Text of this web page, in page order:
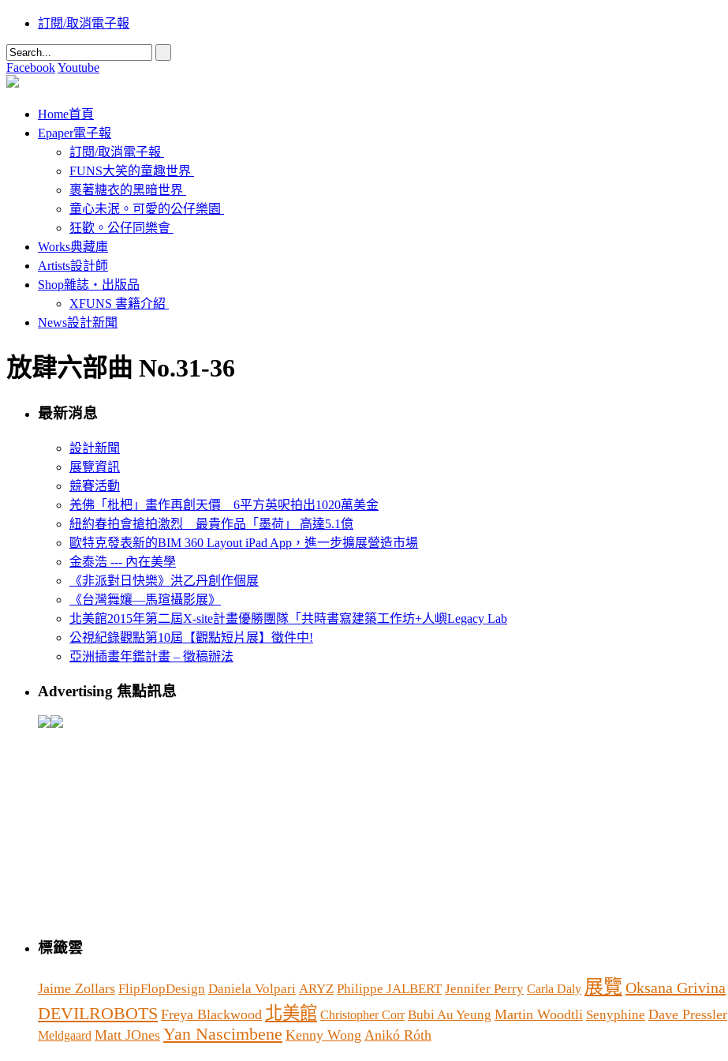
訂閱/取消電子報
FacebookYoutube
Home首頁
Epaper電子報
訂閱/取消電子報
FUNS大笑的童趣世界
裹著糖衣的黑暗世界
童心未泯。可愛的公仔樂園
狂歡。公仔同樂會
Works典藏庫
Artists設計師
Shop雜誌‧出版品
XFUNS 書籍介紹
News設計新聞
放肆六部曲 No.31-36
最新消息
設計新聞
展覽資訊
競賽活動
羌佛「枇杷」畫作再創天價 6平方英呎拍出1020萬美金
紐約春拍會搶拍激烈 最貴作品「墨荷」 高達5.1億
歐特克發表新的BIM 360 Layout iPad App，進一步擴展營造市場
金泰浩 --- 內在美學
《非派對日快樂》洪乙丹創作個展
《台灣舞孃—馬瑄攝影展》
北美館2015年第二屆X-site計畫優勝團隊「共時書寫建築工作坊+人嶼Legacy Lab
公視紀錄觀點第10屆【觀點短片展】徵件中!
亞洲插畫年鑑計畫 – 徵稿辦法
Advertising 焦點訊息
標籤雲
Jaime Zollars FlipFlopDesign Daniela Volpari ARYZ Philippe JALBERT Jennifer Perry Carla Daly 展覽 Oksana Grivina
DEVILROBOTS Freya Blackwood 北美館 Christopher Corr Bubi Au Yeung Martin Woodtli Senyphine Dave Pressler
Meldgaard Matt JOnes Yan Nascimbene Kenny Wong Anikó Róth